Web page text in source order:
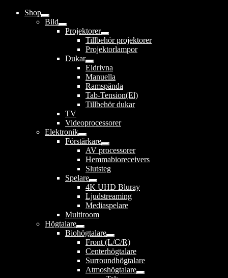
Shop
Expandera
undermeny
Bild
Expandera
undermeny
Projektorer
Expandera
undermeny
Tillbehör projektorer
Projektorlampor
Dukar
Expandera
undermeny
Eldrivna
Manuella
Ramspända
Tab-Tension(El)
Tillbehör dukar
TV
Videoprocessorer
Elektronik
Expandera
undermeny
Förstärkare
Expandera
undermeny
AV processorer
Hemmabioreceivers
Slutsteg
Spelare
Expandera
undermeny
4K UHD Bluray
Ljudstreaming
Mediaspelare
Multiroom
Högtalare
Expandera
undermeny
Biohögtalare
Expandera
undermeny
Front (L/C/R)
Centerhögtalare
Surroundhögtalare
Atmoshögtalare
Expandera